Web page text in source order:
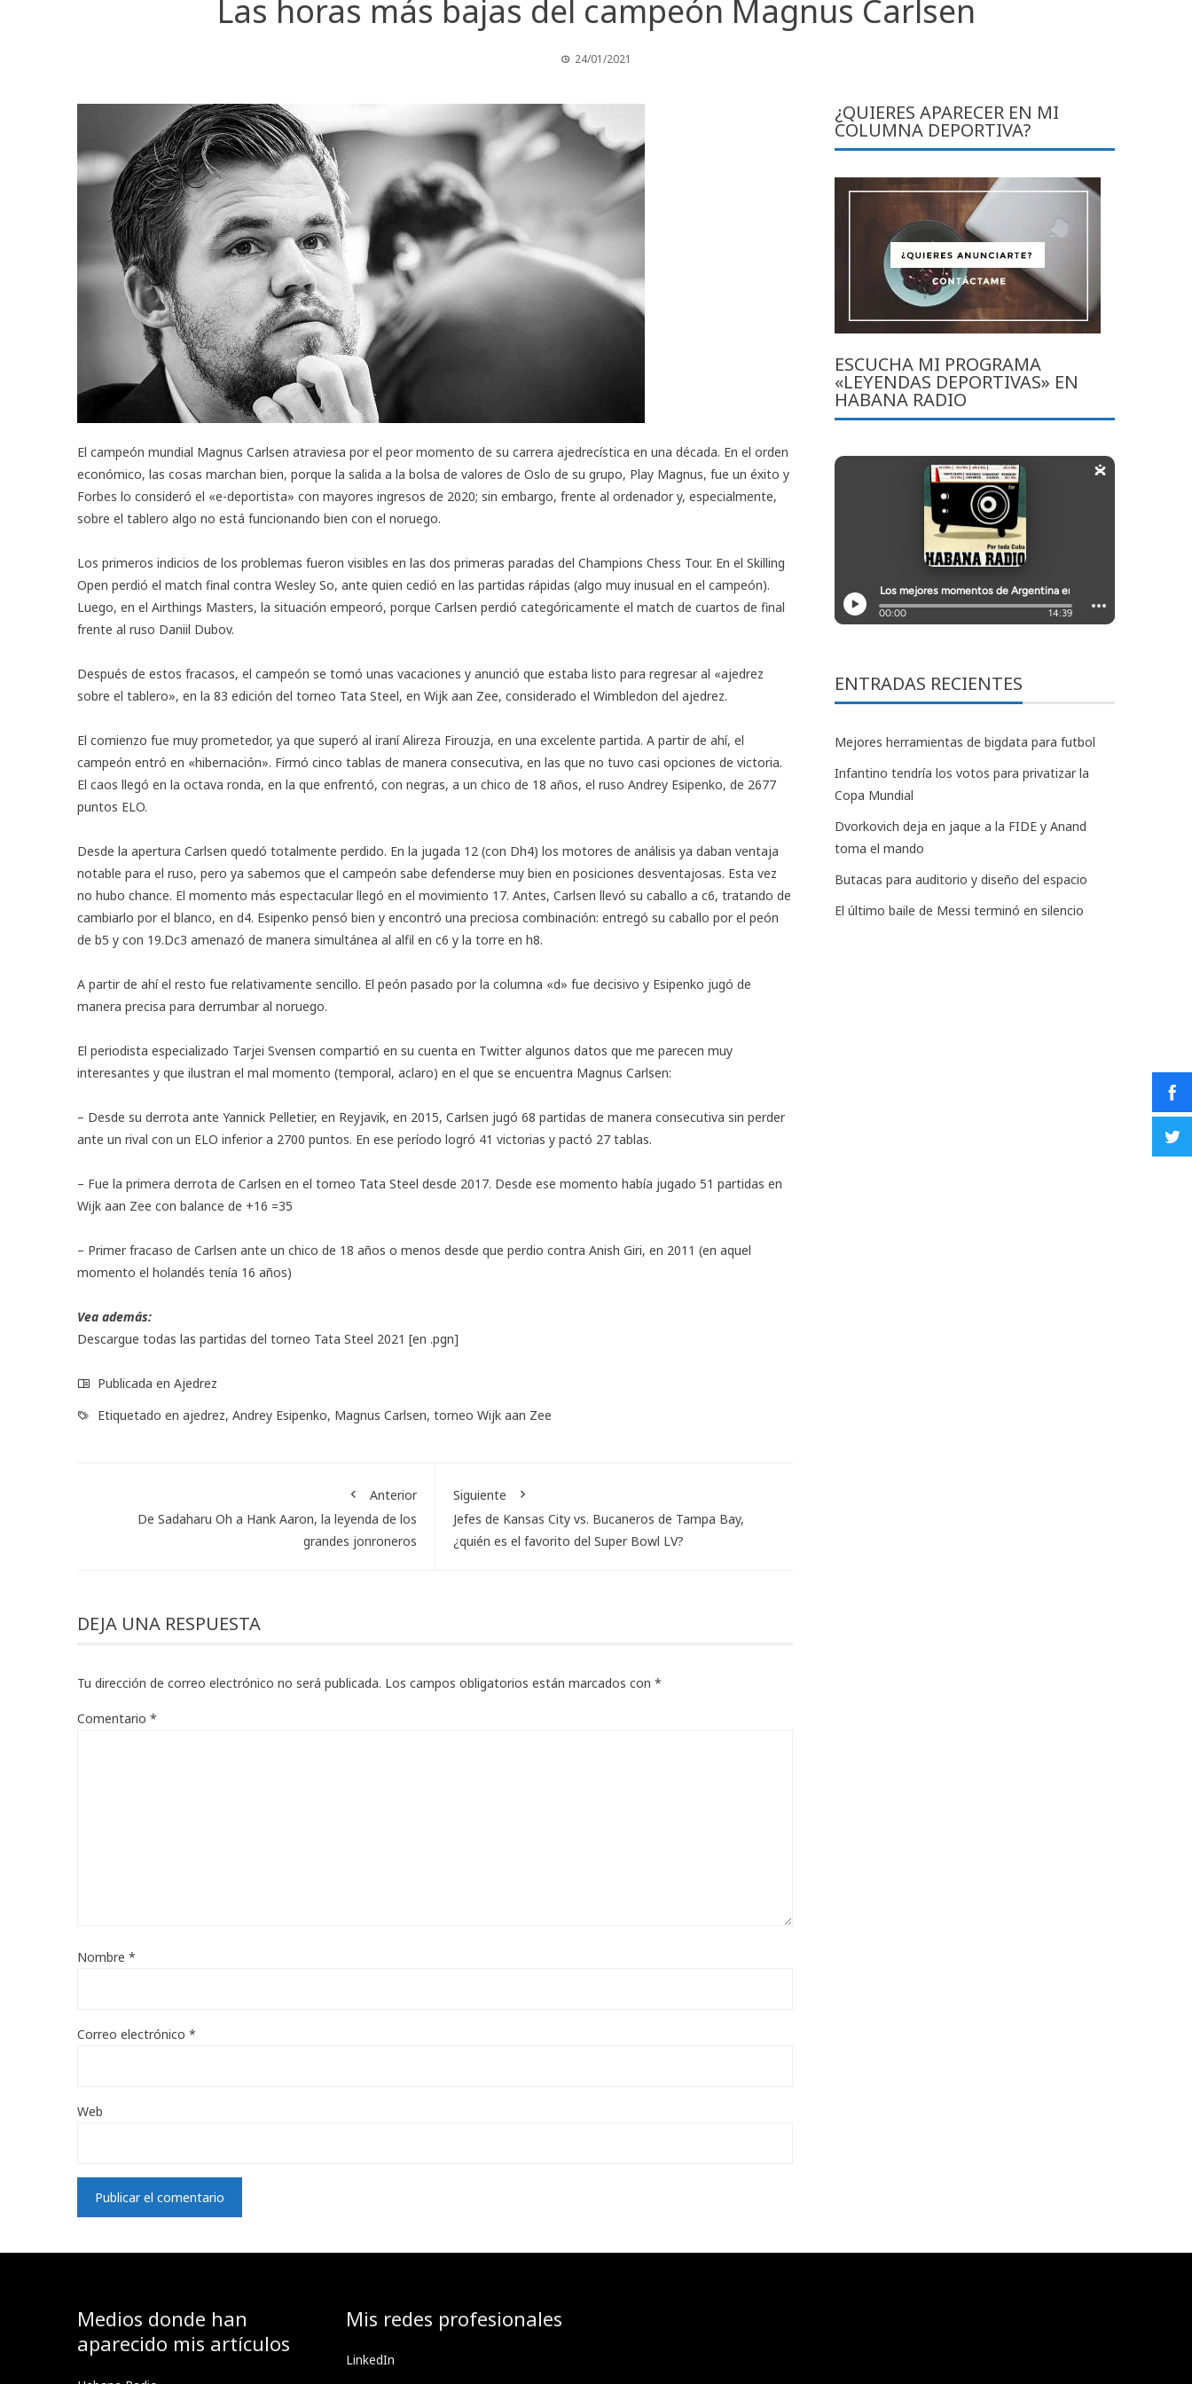
Las horas más bajas del campeón Magnus Carlsen
24/01/2021
El campeón mundial Magnus Carlsen atraviesa por el peor momento de su carrera ajedrecística en una década. En el orden
económico, las cosas marchan bien, porque la salida a la bolsa de valores de Oslo de su grupo, Play Magnus, fue un éxito y
Forbes lo consideró el «e-deportista» con mayores ingresos de 2020; sin embargo, frente al ordenador y, especialmente,
sobre el tablero algo no está funcionando bien con el noruego.
Los primeros indicios de los problemas fueron visibles en las dos primeras paradas del Champions Chess Tour. En el Skilling
Open perdió el match final contra Wesley So, ante quien cedió en las partidas rápidas (algo muy inusual en el campeón).
Luego, en el Airthings Masters, la situación empeoró, porque Carlsen perdió categóricamente el match de cuartos de final
frente al ruso Daniil Dubov.
Después de estos fracasos, el campeón se tomó unas vacaciones y anunció que estaba listo para regresar al «ajedrez
sobre el tablero», en la 83 edición del torneo Tata Steel, en Wijk aan Zee, considerado el Wimbledon del ajedrez.
El comienzo fue muy prometedor, ya que superó al iraní Alireza Firouzja, en una excelente partida. A partir de ahí, el
campeón entró en «hibernación». Firmó cinco tablas de manera consecutiva, en las que no tuvo casi opciones de victoria.
El caos llegó en la octava ronda, en la que enfrentó, con negras, a un chico de 18 años, el ruso Andrey Esipenko, de 2677
puntos ELO.
Desde la apertura Carlsen quedó totalmente perdido. En la jugada 12 (con Dh4) los motores de análisis ya daban ventaja
notable para el ruso, pero ya sabemos que el campeón sabe defenderse muy bien en posiciones desventajosas. Esta vez
no hubo chance. El momento más espectacular llegó en el movimiento 17. Antes, Carlsen llevó su caballo a c6, tratando de
cambiarlo por el blanco, en d4. Esipenko pensó bien y encontró una preciosa combinación: entregó su caballo por el peón
de b5 y con 19.Dc3 amenazó de manera simultánea al alfil en c6 y la torre en h8.
A partir de ahí el resto fue relativamente sencillo. El peón pasado por la columna «d» fue decisivo y Esipenko jugó de
manera precisa para derrumbar al noruego.
El periodista especializado Tarjei Svensen compartió en su cuenta en Twitteralgunos datos que me parecen muy
interesantes y que ilustran el mal momento (temporal, aclaro) en el que se encuentra Magnus Carlsen:
– Desde su derrota ante Yannick Pelletier, en Reyjavik, en 2015, Carlsen jugó 68 partidas de manera consecutiva sin perder
ante un rival con un ELO inferior a 2700 puntos. En ese período logró 41 victorias y pactó 27 tablas.
– Fue la primera derrota de Carlsen en el torneo Tata Steel desde 2017. Desde ese momento había jugado 51 partidas en
Wijk aan Zee con balance de +16 =35
– Primer fracaso de Carlsen ante un chico de 18 años o menos desde que perdio contra Anish Giri, en 2011 (en aquel
momento el holandés tenía 16 años)
Vea además:
Descargue todas las partidas del torneo Tata Steel 2021 [en .pgn]
Publicada en Ajedrez
Etiquetado en ajedrez, Andrey Esipenko, Magnus Carlsen, torneo Wijk aan Zee
Anterior
De Sadaharu Oh a Hank Aaron, la leyenda de los
grandes jonroneros
Siguiente
Jefes de Kansas City vs. Bucaneros de Tampa Bay,
¿quién es el favorito del Super Bowl LV?
DEJA UNA RESPUESTA
Tu dirección de correo electrónico no será publicada. Los campos obligatorios están marcados con *
Comentario *
Nombre *
Correo electrónico *
Web
¿QUIERES APARECER EN MI
COLUMNA DEPORTIVA?
ESCUCHA MI PROGRAMA
«LEYENDAS DEPORTIVAS» EN
HABANA RADIO
ENTRADAS RECIENTES
Mejores herramientas de bigdata para futbol
Infantino tendría los votos para privatizar la
Copa Mundial
Dvorkovich deja en jaque a la FIDE y Anand
toma el mando
Butacas para auditorio y diseño del espacio
El último baile de Messi terminó en silencio
Medios donde han
aparecido mis artículos
Mis redes profesionales
LinkedIn